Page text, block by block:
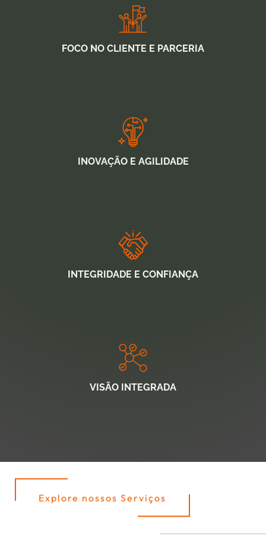
FOCO NO CLIENTE E PARCERIA
INOVAÇÃO E AGILIDADE
INTEGRIDADE E CONFIANÇA
VISÃO INTEGRADA
Explore nossos Serviços